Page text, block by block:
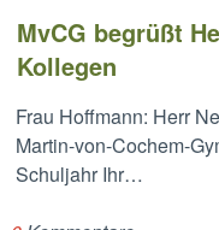
MvCG begrüßt
Kollegen
Frau Hoffmann: Herr
Martin-von-Cochem-
Schuljahr Ihr…